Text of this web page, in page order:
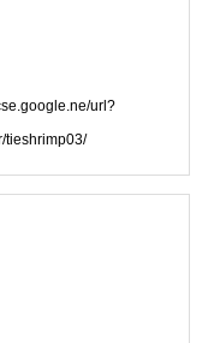
url?
tieshrimp03/